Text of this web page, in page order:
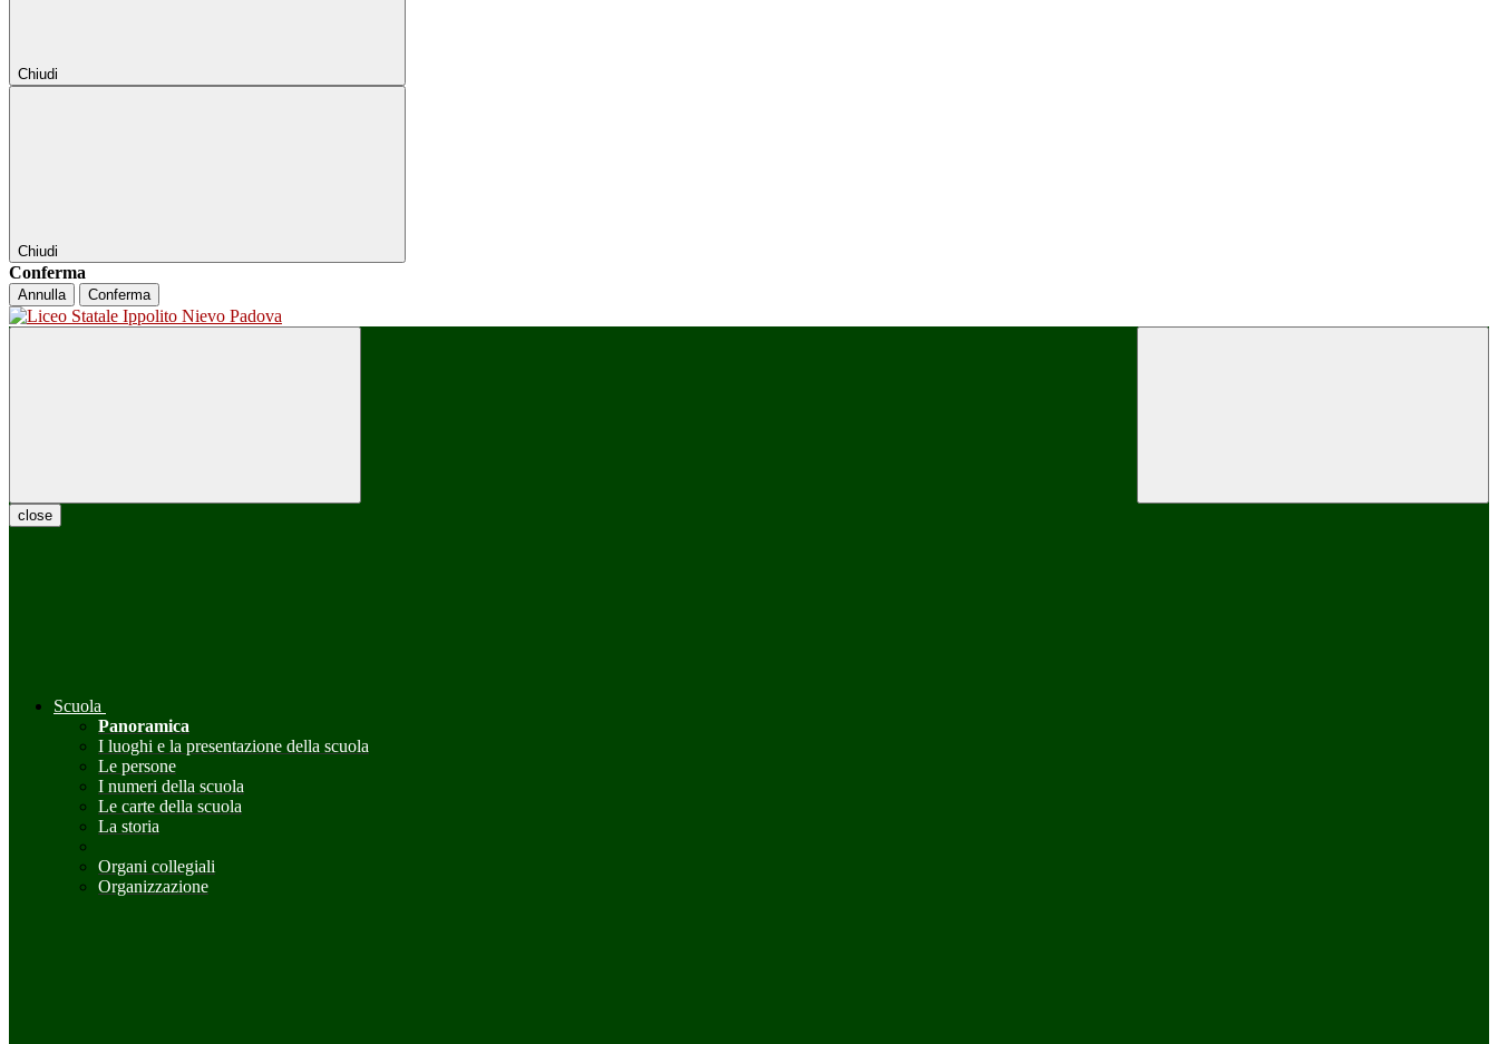
Chiudi
Chiudi
Conferma
Annulla Conferma
close
Scuola
Panoramica
I luoghi e la presentazione della scuola
Le persone
I numeri della scuola
Le carte della scuola
La storia
Organi collegiali
Organizzazione